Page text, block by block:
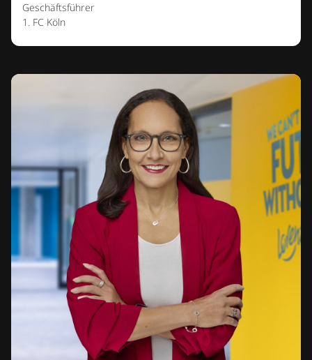
Geschäftsführer
1. FC Köln